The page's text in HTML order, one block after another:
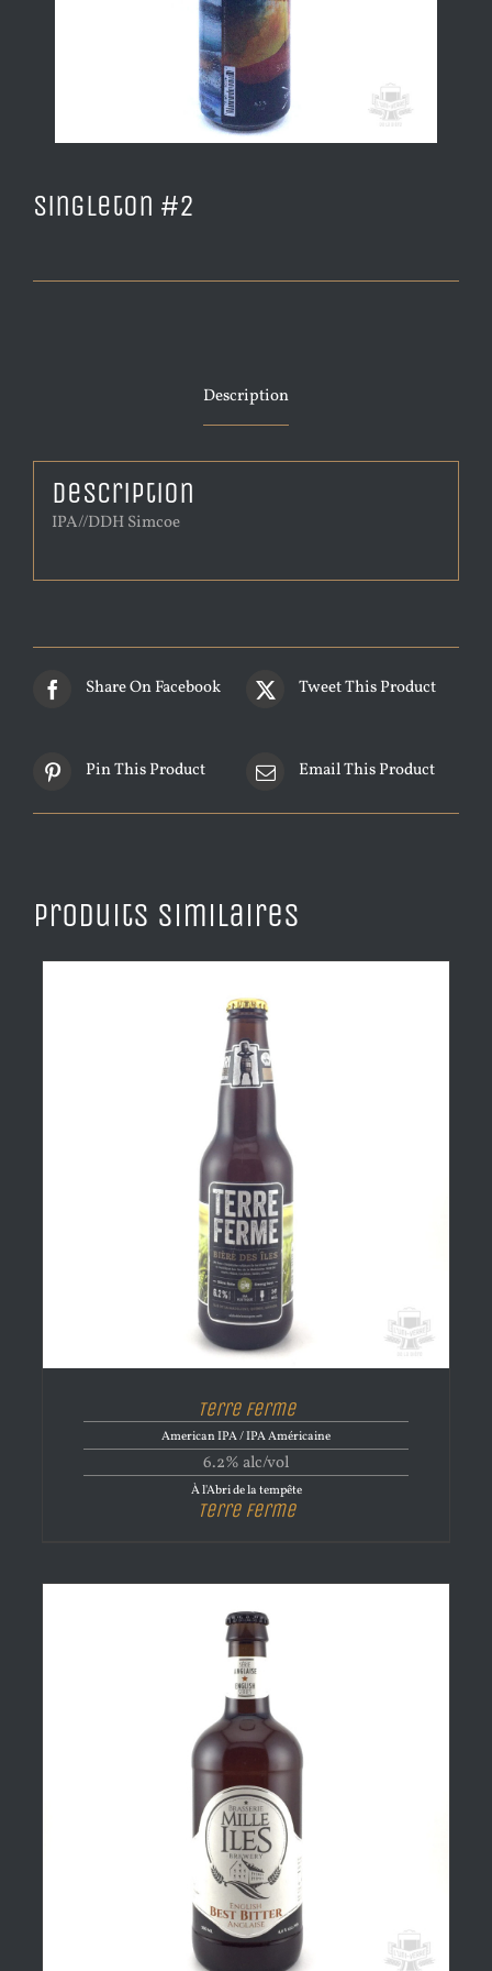
Singleton #2
Description
Description
IPA//DDH Simcoe
Share On Facebook Tweet This Product
Pin This Product Email This Product
Produits similaires
Terre Ferme
American IPA / IPA Américaine
6.2% alc/vol
À l'Abri de la tempête
Terre Ferme